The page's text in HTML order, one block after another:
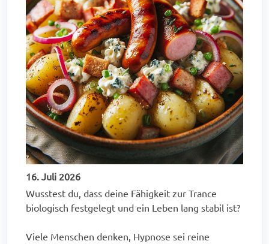
16. Juli 2026
Wusstest du, dass deine Fähigkeit zur Trance
biologisch festgelegt und ein Leben lang stabil ist?
Viele Menschen denken, Hypnose sei reine